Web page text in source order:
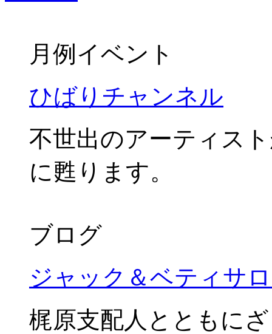
月例イベント
ひばりチャンネル
不世出のアーティス
に甦ります。
ブログ
ジャック＆ベティサ
梶原支配人とともに